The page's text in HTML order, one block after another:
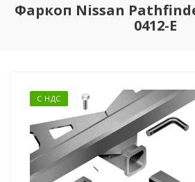
Фаркоп Nissan
0412-E
С НДС